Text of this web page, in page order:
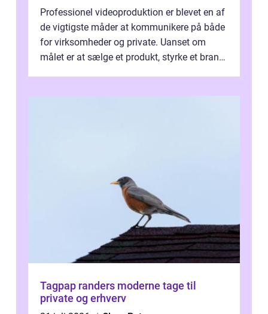
Professionel videoproduktion er blevet en af
de vigtigste måder at kommunikere på både
for virksomheder og private. Uanset om
målet er at sælge et produkt, styrke et brand,
Tagpap randers moderne tage til
private og erhverv